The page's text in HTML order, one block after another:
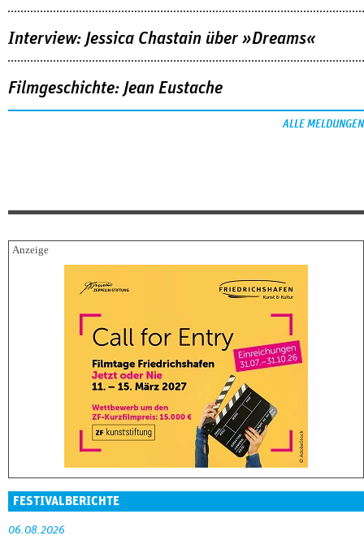
Interview: Jessica Chastain über »Dreams«
Filmgeschichte: Jean Eustache
ALLE MELDUNGEN
FESTIVALBERICHTE
06.08.2026